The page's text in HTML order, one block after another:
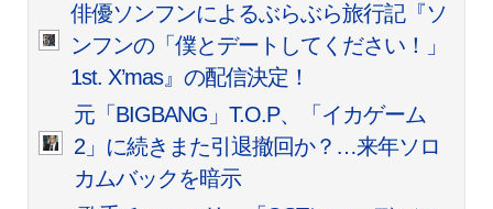
俳優ソンフンによるぶらぶら旅行記『ソ
ンフンの「僕とデートしてください！」
1st. X’mas』の配信決定！
元「BIGBANG」T.O.P、「イカゲーム
2」に続きまた引退撤回か？…来年ソロ
カムバックを暗示